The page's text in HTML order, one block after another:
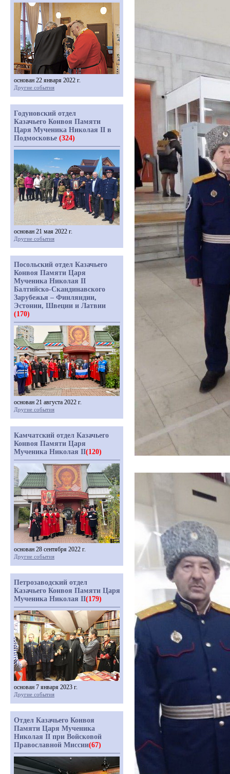
основан 22 января 2022 г.
Другие события
Годуновский отдел
Казачьего Конвоя Памяти
Царя Мученика Николая II в
Подмосковье (324)
основан 21 мая 2022 г.
Другие события
Посольский отдел Казачьего
Конвоя Памяти Царя
Мученика Николая II
Балтийско-Скандинавского
Зарубежья – Финляндии,
Эстонии, Швеции и Латвии
(170)
основан 21 августа 2022 г.
Другие события
Камчатский отдел Казачьего
Конвоя Памяти Царя
Мученика Николая II(120)
основан 28 сентября 2022 г.
Другие события
Петрозаводский отдел
Казачьего Конвоя Памяти Царя
Мученика Николая II(179)
основан 7 января 2023 г.
Другие события
Отдел Казачьего Конвоя
Памяти Царя Мученика
Николая II при Войсковой
Православной Миссии(67)